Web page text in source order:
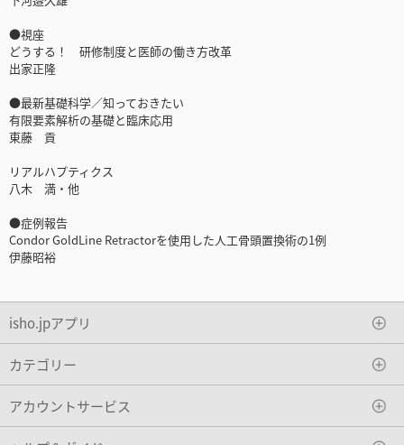
●視座
どうする！ 研修制度と医師の働き方改革
出家正隆
●最新基礎科学／知っておきたい
有限要素解析の基礎と臨床応用
東藤 貢
リアルハプティクス
八木 満・他
●症例報告
Condor GoldLine Retractorを使用した人工骨頭置換術の1例
伊藤昭裕
isho.jpアプリ
カテゴリー
アカウントサービス